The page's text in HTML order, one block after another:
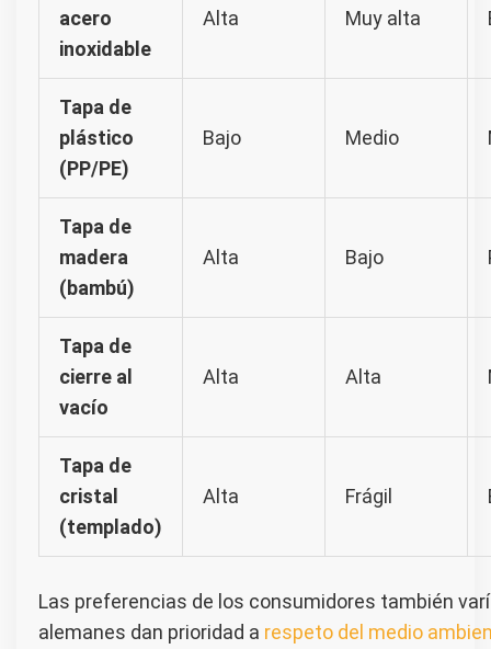
acero
inoxidable
Alta Muy alta
Tapa de
plástico
(PP/PE)
Bajo Medio
Tapa de
madera
(bambú)
Alta Bajo
Tapa de
cierre al
vacío
Alta Alta
Tapa de
cristal
(templado)
Alta Frágil
Las preferencias de los consumidores también
alemanes dan prioridad a respeto del medio